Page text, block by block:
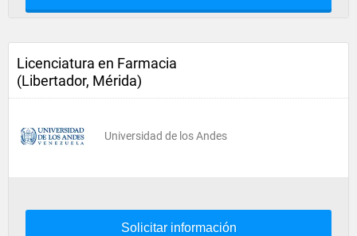
Licenciatura en Farmacia
(Libertador, Mérida)
Universidad de los Andes
Solicitar información